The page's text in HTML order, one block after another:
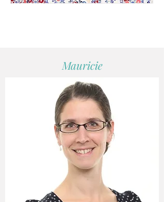
Mauricie